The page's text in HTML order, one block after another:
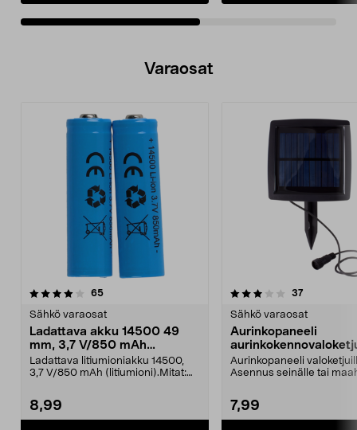
Varaosat
65arvostelut
Sähkö varaosat
Ladattava akku 14500 49
mm, 3,7 V/850 mAh
litiumioni, 2 kpl
Ladattava litiumioniakku 14500,
3,7 V/850 mAh (litiumioni).Mitat:
8,99
3.5viidestä
37arvostelut
Sähkö varaosat
Aurinkopaneeli
Aurinkopaneeli
Asennus seinälle tai
7,99
2.0viidestä